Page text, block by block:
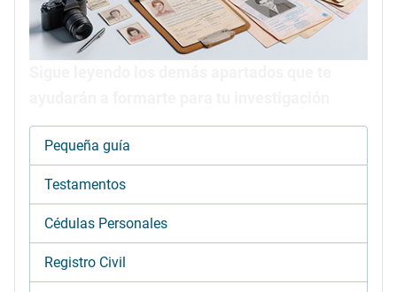
Pequeña guía
Testamentos
Cédulas Personales
Registro Civil